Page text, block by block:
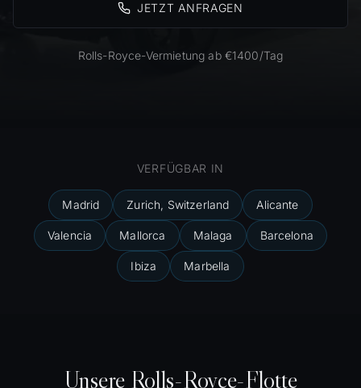
JETZT ANFRAGEN
Rolls-Royce-Vermietung ab €1400/Tag
VERFÜGBAR IN
Madrid Zurich, Switzerland Alicante
Valencia Mallorca Malaga Barcelona
Ibiza Marbella
Unsere Rolls-Royce-Flotte